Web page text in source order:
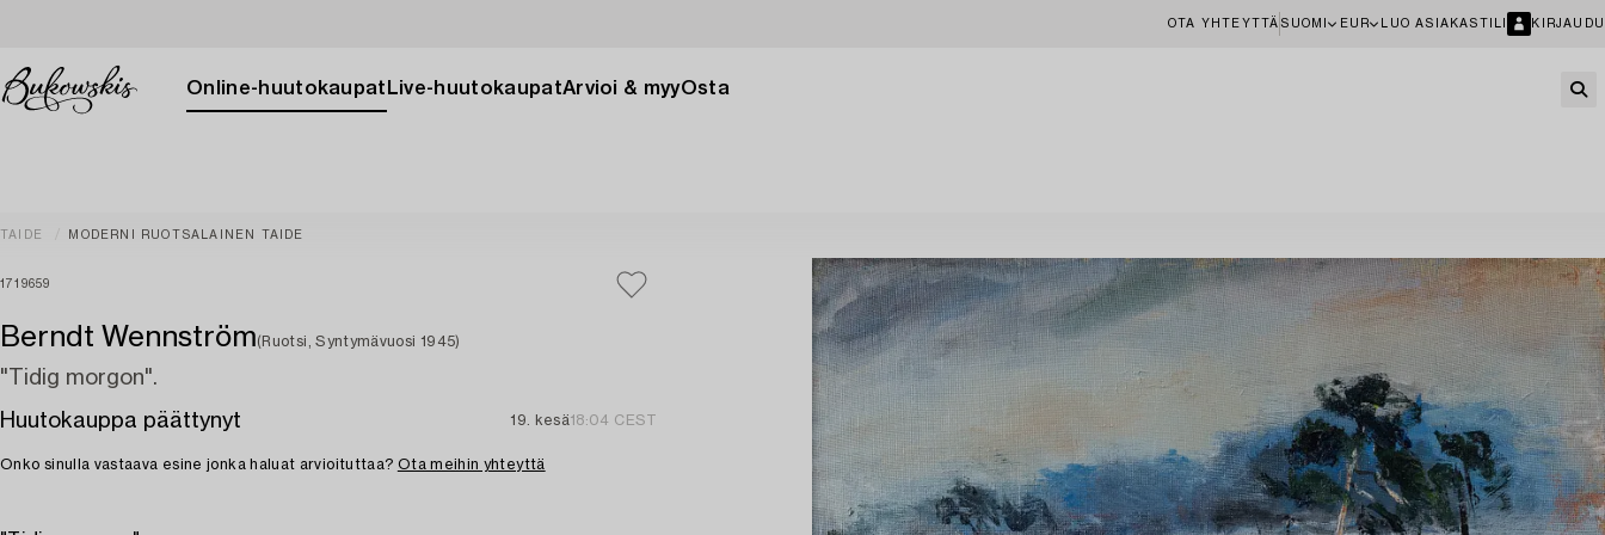
OTA YHTEYTTÄ SUOMI EUR LUO ASIAKASTILI KIRJAUDU
Online-huutokaupat Live-huutokaupatArvioi & myyOsta
TAIDE MODERNI RUOTSALAINEN TAIDE
1719659
Berndt Wennström(Ruotsi, Syntymävuosi 1945)
"Tidig morgon".
Huutokauppa päättynyt
19. kesä18:04 CEST
Onko sinulla vastaava esine jonka haluat arvioituttaa? Ota meihin yhteyttä